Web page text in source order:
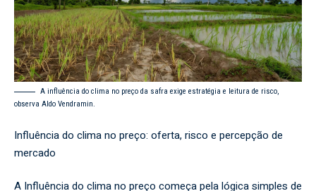
A influência do clima no preço da safra exige estratégia e leitura de risco,
observa Aldo Vendramin.
Influência do clima no preço: oferta, risco e percepção de
mercado
A Influência do clima no preço começa pela lógica simples de